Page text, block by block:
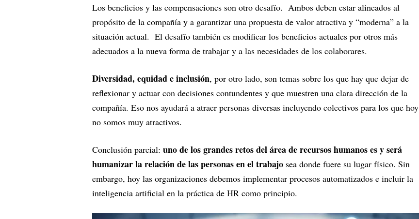
Los beneficios y las compensaciones son otro desafío. Ambos deben estar alineados al
propósito de la compañía y a garantizar una propuesta de valor atractiva y “moderna” a la
situación actual. El desafío también es modificar los beneficios actuales por otros más
adecuados a la nueva forma de trabajar y a las necesidades de los colaborares.
Diversidad, equidad e inclusión, por otro lado, son temas sobre los que hay que dejar de
reflexionar y actuar con decisiones contundentes y que muestren una clara dirección de la
compañía. Eso nos ayudará a atraer personas diversas incluyendo colectivos para los que hoy
no somos muy atractivos.
Conclusión parcial: uno de los grandes retos del área de recursos humanos es y será
humanizar la relación de las personas en el trabajo sea donde fuere su lugar físico. Sin
embargo, hoy las organizaciones debemos implementar procesos automatizados e incluir la
inteligencia artificial en la práctica de HR como principio.